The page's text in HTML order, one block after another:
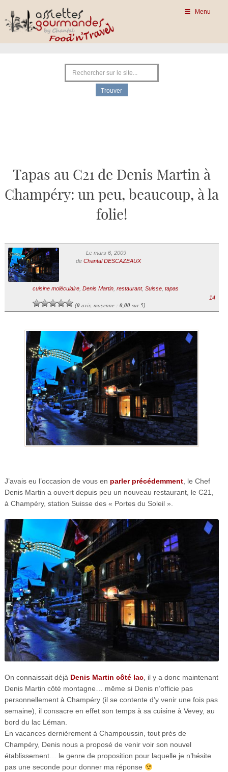
Menu
Tapas au C21 de Denis Martin à
Champéry: un peu, beaucoup, à la
folie!
Le mars 6, 2009
de Chantal DESCAZEAUX
cuisine moléculaire, Denis Martin, restaurant, Suisse, tapas
(0avis, moyenne : 0,00sur 5)
14
J’avais eu l’occasion de vous en parler précédemment, le Chef
Denis Martin a ouvert depuis peu un nouveau restaurant, le C21,
à Champéry, station Suisse des « Portes du Soleil ».
On connaissait déjà Denis Martin côté lac, il y a donc maintenant
Denis Martin côté montagne… même si Denis n’officie pas
personnellement à Champéry (il se contente d’y venir une fois pas
semaine), il consacre en effet son temps à sa cuisine à Vevey, au
bord du lac Léman.
En vacances dernièrement à Champoussin, tout près de
Champéry, Denis nous a proposé de venir voir son nouvel
établissement… le genre de proposition pour laquelle je n’hésite
pas une seconde pour donner ma réponse